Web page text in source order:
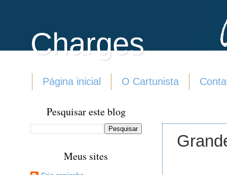
Charges
Página inicial O Cartunista
Pesquisar este blog
Meus sites